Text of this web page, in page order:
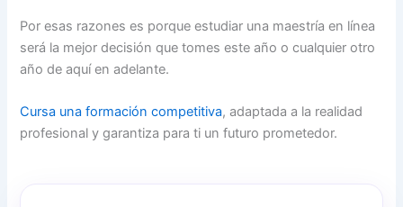
Por esas razones es porque estudiar una maestría en línea
será la mejor decisión que tomes este año o cualquier otro
año de aquí en adelante.
Cursa una formación competitiva, adaptada a la realidad
profesional y garantiza para ti un futuro prometedor.